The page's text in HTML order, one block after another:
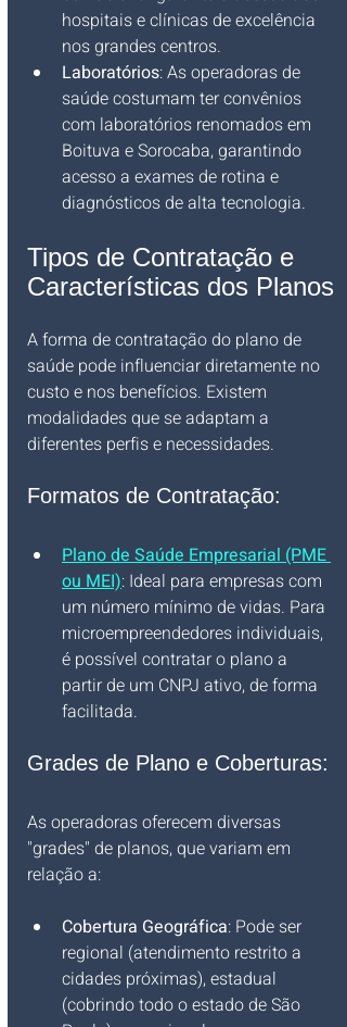
hospitais e clínicas de excelência
nos grandes centros.
Laboratórios: As operadoras de
saúde costumam ter convênios
com laboratórios renomados em
Boituva e Sorocaba, garantindo
acesso a exames de rotina e
diagnósticos de alta tecnologia.
Tipos de Contratação e
Características dos Planos
A forma de contratação do plano de
saúde pode influenciar diretamente no
custo e nos benefícios. Existem
modalidades que se adaptam a
diferentes perfis e necessidades.
Formatos de Contratação:
Plano de Saúde Empresarial (PME
ou MEI): Ideal para empresas com
um número mínimo de vidas. Para
microempreendedores individuais,
é possível contratar o plano a
partir de um CNPJ ativo, de forma
facilitada.
Grades de Plano e Coberturas:
As operadoras oferecem diversas
"grades" de planos, que variam em
relação a:
Cobertura Geográfica: Pode ser
regional (atendimento restrito a
cidades próximas), estadual
(cobrindo todo o estado de São